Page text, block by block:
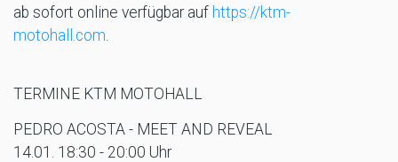
ab sofort online verfügbar auf https://ktm-
motohall.com
TERMINE KTM MOTOHALL
PEDRO ACOSTA - MEET AND REVEAL
14.01. 18:30 - 20:00 Uhr